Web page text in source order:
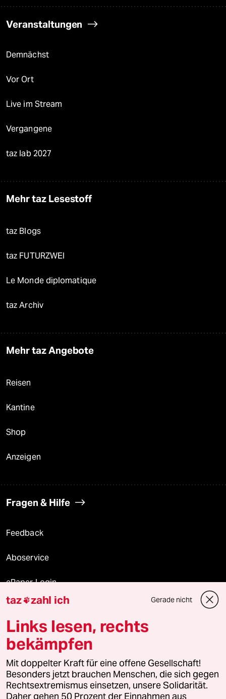
Veranstaltungen
Demnächst
Vor Ort
Live im Stream
Vergangene
taz lab 2027
Mehr taz Lesestoff
taz Blogs
taz FUTURZWEI
Le Monde diplomatique
taz Archiv
Mehr taz Angebote
Reisen
Kantine
Shop
Anzeigen
Fragen & Hilfe
Feedback
Aboservice
ePaper Login
Downloads für Abonnierende
© 2026 taz Verlags und Vertriebs GmbH
Alle Rechte vorbehalten. Bei rechtlichen Fragen oder für Genehmigungen
wenden Sie sich bitte an lizenzen@taz.de
taz zahl ich Gerade nicht
Links lesen, rechts
bekämpfen
Mit doppelter Kraft für eine offene Gesellschaft!
Besonders jetzt brauchen Menschen, die sich gegen
Rechtsextremismus einsetzen, unsere Solidarität.
Daher gehen 50 Prozent der Einnahmen aus